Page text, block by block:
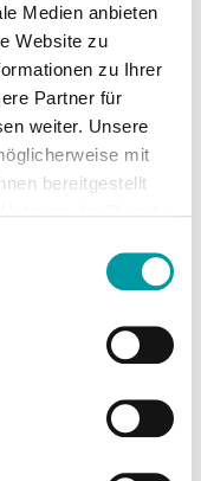
Medien anbieten
Website zu
zu Ihrer
Partner für
weiter. Unsere
mit
bereitgestellt
starrer
Gen
First-Party-
Lookalike
Das Creative ist